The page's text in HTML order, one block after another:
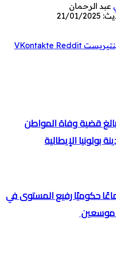
عبد الرحمان
2025
بالغ قضية وفاة المواطن
بولونيا الإيطالية
حكوميًا رفيع المستوى في
موسعين